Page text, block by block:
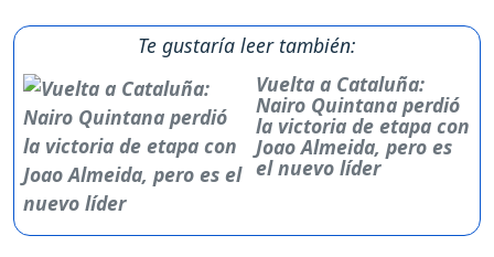
Te gustaría leer también:
Vuelta a Cataluña:
Nairo Quintana perdió
la victoria de etapa con
Joao Almeida, pero es
el nuevo líder